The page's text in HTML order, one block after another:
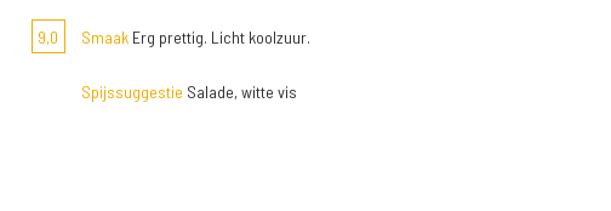
9,0 SmaakErg prettig. Licht koolzuur.
Spijssuggestie Salade, witte vis